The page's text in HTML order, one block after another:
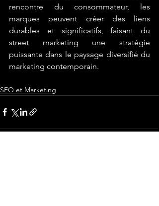
rencontre du consommateur, les
marques peuvent créer des liens
durables et significatifs, faisant du
street marketing une stratégie
puissante dans le paysage diversifié du
marketing contemporain.
SEO et Marketing